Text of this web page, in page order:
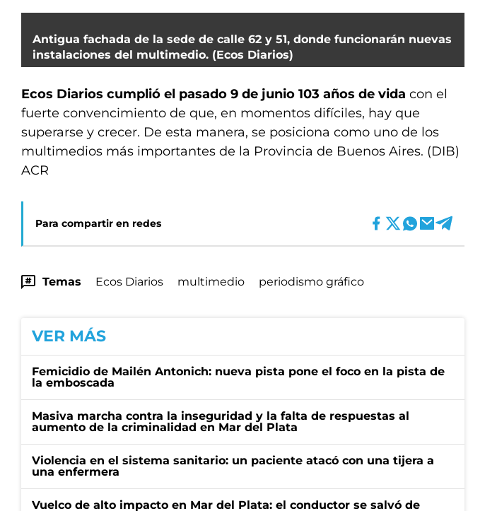
Antigua fachada de la sede de calle 62 y 51, donde funcionarán nuevas
instalaciones del multimedio. (Ecos Diarios)
Ecos Diarios cumplió el pasado 9 de junio 103 años de vida con el
fuerte convencimiento de que, en momentos difíciles, hay que
superarse y crecer. De esta manera, se posiciona como uno de los
multimedios más importantes de la Provincia de Buenos Aires. (DIB)
ACR
Para compartir en redes
Temas Ecos Diarios multimedio periodismo gráfico
VER MÁS
Femicidio de Mailén Antonich: nueva pista pone el foco en la pista de
la emboscada
Masiva marcha contra la inseguridad y la falta de respuestas al
aumento de la criminalidad en Mar del Plata
Violencia en el sistema sanitario: un paciente atacó con una tijera a
una enfermera
Vuelco de alto impacto en Mar del Plata: el conductor se salvó de